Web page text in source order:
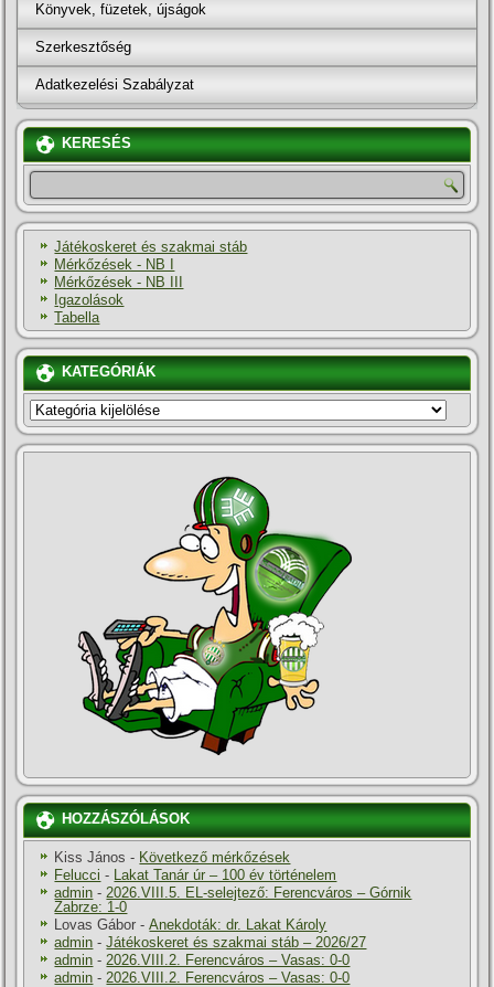
Könyvek, füzetek, újságok
Szerkesztőség
Adatkezelési Szabályzat
KERESÉS
Játékoskeret és szakmai stáb
Mérkőzések - NB I
Mérkőzések - NB III
Igazolások
Tabella
KATEGÓRIÁK
KATEGÓRIÁK
HOZZÁSZÓLÁSOK
Kiss János - Következő mérkőzések
Felucci - Lakat Tanár úr – 100 év történelem
admin -2026.VIII.5. EL-selejtező: Ferencváros – Górnik
Zabrze: 1-0
Lovas Gábor -Anekdoták: dr. Lakat Károly
admin -Játékoskeret és szakmai stáb – 2026/27
admin -2026.VIII.2. Ferencváros – Vasas: 0-0
admin -2026.VIII.2. Ferencváros – Vasas: 0-0